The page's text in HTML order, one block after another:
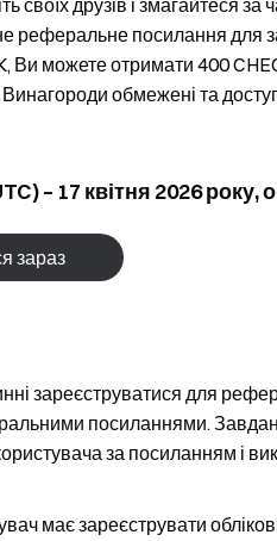
друзів і змагайтеся за
реферальне посилання для
Ви можете отримати 400
обмежені та
– 17 квітня 2026 року,
зараз
зареєструватися для
посиланнями.
за посиланням і
має зареєструвати